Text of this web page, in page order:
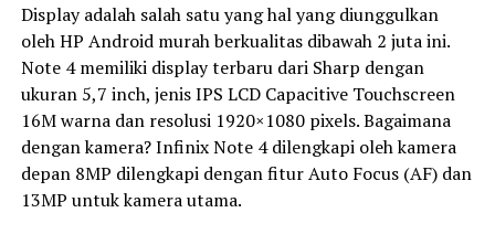
Display adalah salah satu yang hal yang diunggulkan
oleh HP Android murah berkualitas dibawah 2 juta ini.
Note 4 memiliki display terbaru dari Sharp dengan
ukuran 5,7 inch, jenis IPS LCD Capacitive Touchscreen
16M warna dan resolusi 1920×1080 pixels. Bagaimana
dengan kamera? Infinix Note 4 dilengkapi oleh kamera
depan 8MP dilengkapi dengan fitur Auto Focus (AF) dan
13MP untuk kamera utama.